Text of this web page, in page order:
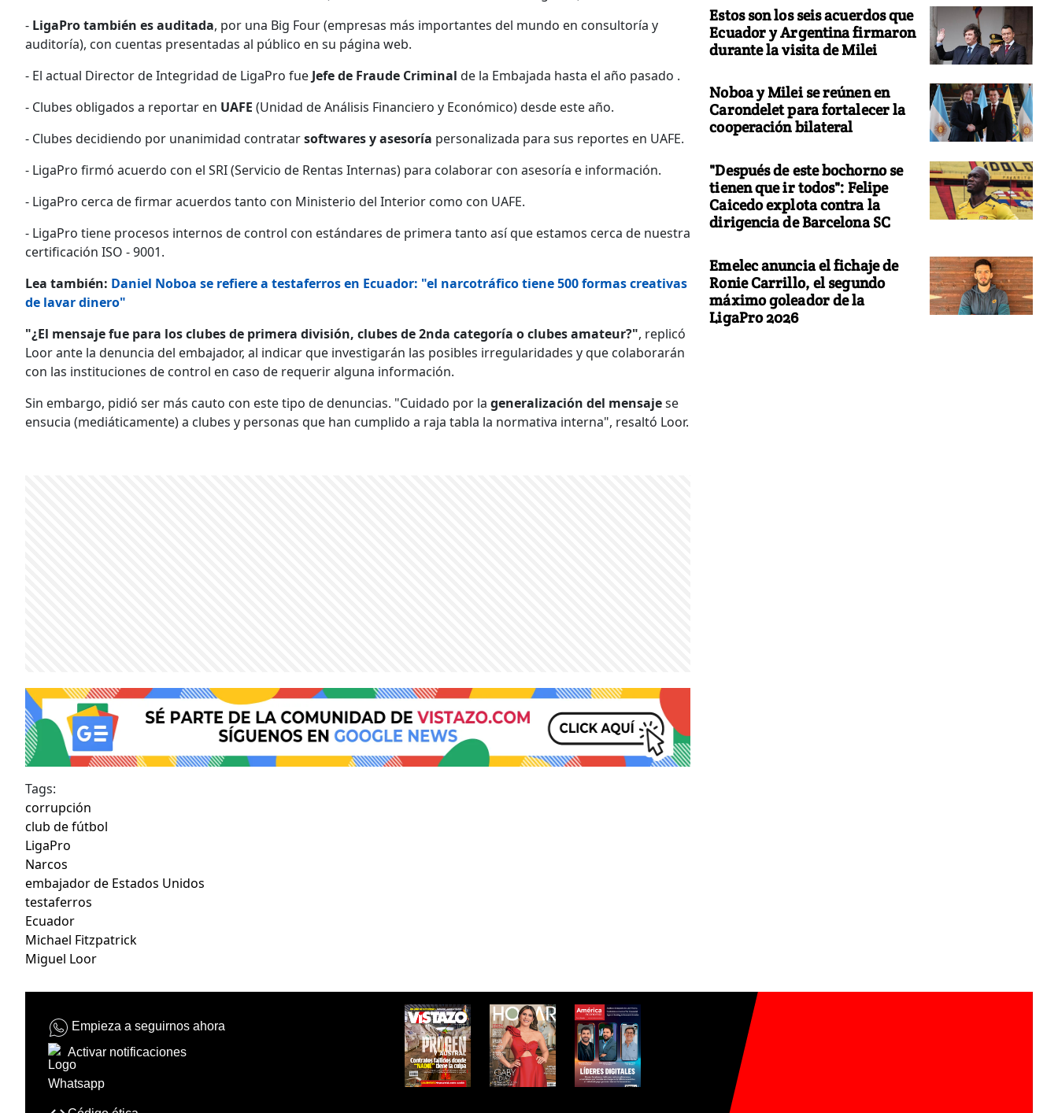
- LigaPro también es auditada, por una Big Four (empresas más importantes del mundo en consultoría y
auditoría), con cuentas presentadas al público en su página web.
- El actual Director de Integridad de LigaPro fueJefe de Fraude Criminal de la Embajada hasta el año pasado .
- Clubes obligados a reportar en UAFE (Unidad de Análisis Financiero y Económico) desde este año.
- Clubes decidiendo por unanimidad contratarsoftwares y asesoría personalizada para sus reportes en UAFE.
- LigaPro firmó acuerdo con el SRI (Servicio de Rentas Internas) para colaborar con asesoría e información.
- LigaPro cerca de firmar acuerdos tanto con Ministerio del Interior como con UAFE.
- LigaPro tiene procesos internos de control con estándares de primera tanto así que estamos cerca de nuestra
certificación ISO - 9001.
Lea también: Daniel Noboa se refiere a testaferros en Ecuador: "el narcotráfico tiene 500 formas creativas
de lavar dinero"
"¿El mensaje fue para los clubes de primera división, clubes de 2nda categoría o clubes amateur?", replicó
Loor ante la denuncia del embajador, al indicar que investigarán las posibles irregularidades y que colaborarán
con las instituciones de control en caso de requerir alguna información.
Sin embargo, pidió ser más cauto con este tipo de denuncias. "Cuidado por la generalización del mensajese
ensucia (mediáticamente) a clubes y personas que han cumplido a raja tabla la normativa interna", resaltó Loor.
Tags:
corrupción
club de fútbol
LigaPro
Narcos
embajador de Estados Unidos
testaferros
Ecuador
Michael Fitzpatrick
Miguel Loor
Estos son los seis acuerdos que
Ecuador y Argentina firmaron
durante la visita de Milei
Noboa y Milei se reúnen en
Carondelet para fortalecer la
cooperación bilateral
"Después de este bochorno se
tienen que ir todos": Felipe
Caicedo explota contra la
dirigencia de Barcelona SC
Emelec anuncia el fichaje de
Ronie Carrillo, el segundo
máximo goleador de la
LigaPro 2026
Empieza a seguirnos ahora
Activar notificaciones